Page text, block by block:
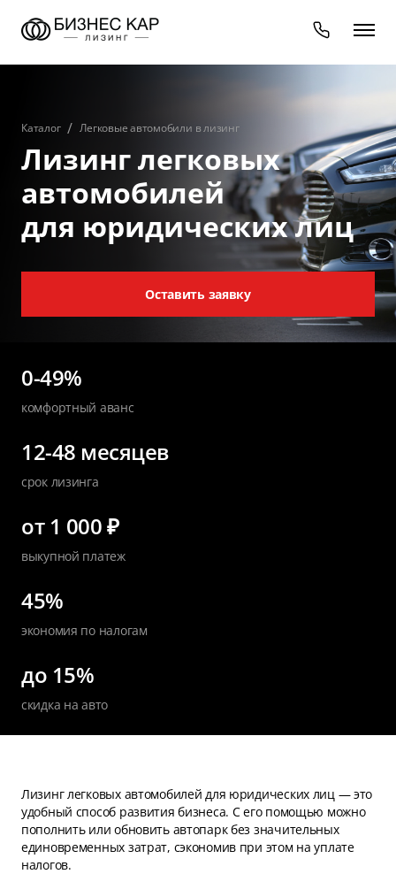
Каталог Легковые автомобили в лизинг
Лизинг легковых
автомобилей
для юридических лиц
Оставить заявку
0-49%
комфортный аванс
12-48 месяцев
срок лизинга
от 1 000 ₽
выкупной платеж
45%
экономия по налогам
до 15%
скидка на авто
Лизинг легковых автомобилей для юридических лиц — это
удобный способ развития бизнеса. С его помощью можно
пополнить или обновить автопарк без значительных
единовременных затрат, сэкономив при этом на уплате
налогов.